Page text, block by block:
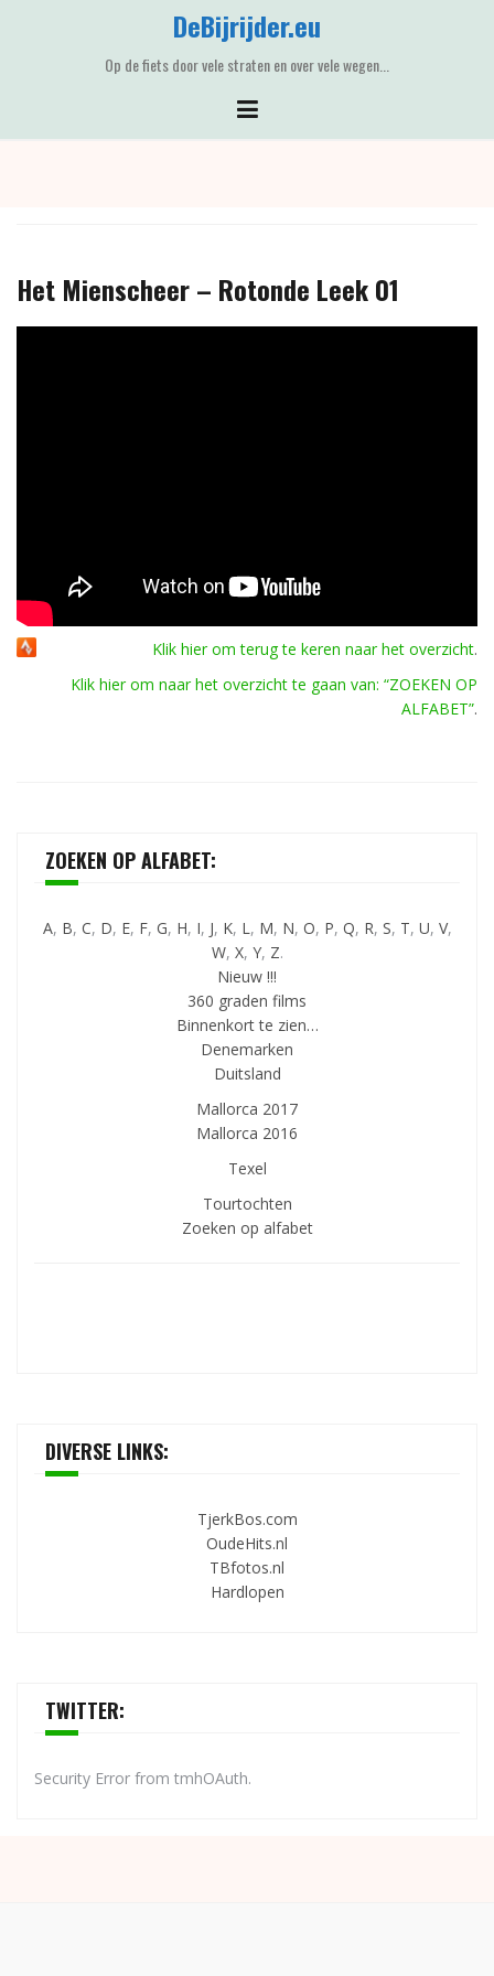
DeBijrijder.eu
Op de fiets door vele straten en over vele wegen...
Het Mienscheer – Rotonde Leek 01
Klik hier om terug te keren naar het overzicht.
Klik hier om naar het overzicht te gaan van: “ZOEKEN OP
ALFABET”.
ZOEKEN OP ALFABET:
A, B, C, D, E, F, G, H, I, J, K, L, M, N, O, P, Q, R, S, T, U, V,
W, X, Y, Z.
Nieuw !!!
360 graden films
Binnenkort te zien…
Denemarken
Duitsland
Mallorca 2017
Mallorca 2016
Texel
Tourtochten
Zoeken op alfabet
DIVERSE LINKS:
TjerkBos.com
OudeHits.nl
TBfotos.nl
Hardlopen
TWITTER:
Security Error from tmhOAuth.